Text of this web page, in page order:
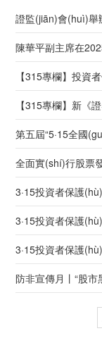
全面實(shí)行股票